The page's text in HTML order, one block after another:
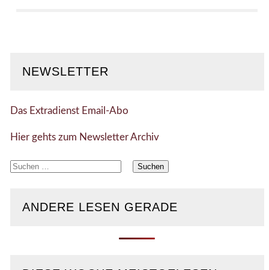
NEWSLETTER
Das Extradienst Email-Abo
Hier gehts zum Newsletter Archiv
Suchen
ANDERE LESEN GERADE